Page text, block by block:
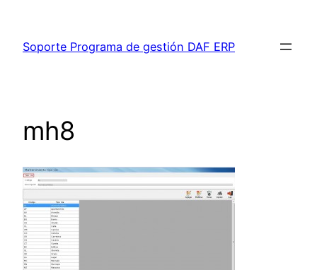
contenido
Soporte Programa de gestión DAF ERP
mh8